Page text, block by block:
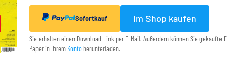
Sofortkauf Im Shop kaufen
Sie erhalten einen Download-Link per E-Mail. Außerdem können Sie gekaufte E-
Paper in Ihrem Konto herunterladen.